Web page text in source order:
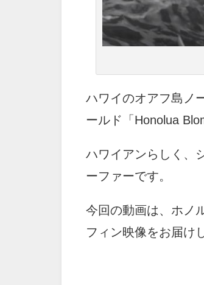
ハワイのオアフ島ノ
ールド「Honolua
ハワイアンらしく、
ーファーです。
今回の動画は、ホノ
フィン映像をお届け